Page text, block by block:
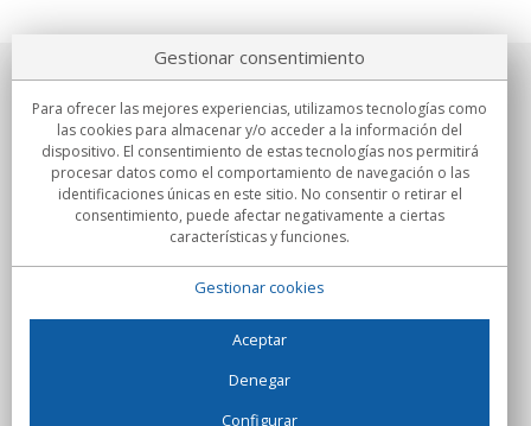
Sobre nosotros
Compromisos
Compras
Gestionar consentimiento
Para ofrecer las mejores experiencias, utilizamos tecnologías como
las cookies para almacenar y/o acceder a la información del
dispositivo. El consentimiento de estas tecnologías nos permitirá
procesar datos como el comportamiento de navegación o las
identificaciones únicas en este sitio. No consentir o retirar el
consentimiento, puede afectar negativamente a ciertas
características y funciones.
Gestionar cookies
Aceptar
Denegar
Configurar